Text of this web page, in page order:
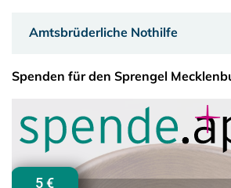
Amtsbrüderliche Nothilfe
Spenden für den Sprengel